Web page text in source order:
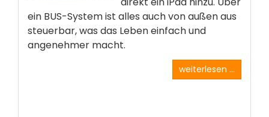
ein BUS-System ist alles auch von außen aus
steuerbar, was das Leben einfach und
angenehmer macht.
weiterlesen ...